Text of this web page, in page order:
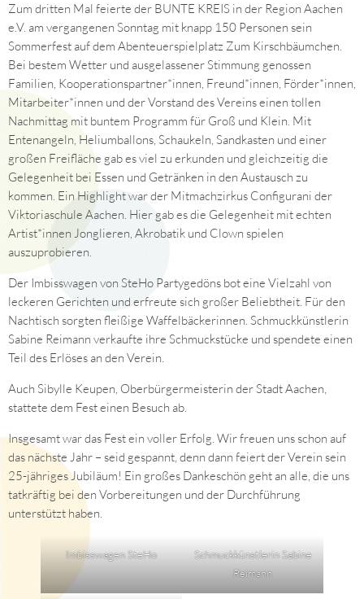
Zum dritten Mal feierte der BUNTE KREIS in der Region Aachen
e.V. am vergangenen Sonntag mit knapp 150 Personen sein
Sommerfest auf dem Abenteuerspielplatz Zum Kirschbäumchen.
Bei bestem Wetter und ausgelassener Stimmung genossen
Familien, Kooperationspartner*innen, Freund*innen, Förder*innen,
Mitarbeiter*innen und der Vorstand des Vereins einen tollen
Nachmittag mit buntem Programm für Groß und Klein. Mit
Entenangeln, Heliumballons, Schaukeln, Sandkasten und einer
großen Freifläche gab es viel zu erkunden und gleichzeitig die
Gelegenheit bei Essen und Getränken in den Austausch zu
kommen. Ein Highlight war der Mitmachzirkus Configurani der
Viktoriaschule Aachen. Hier gab es die Gelegenheit mit echten
Artist*innen Jonglieren, Akrobatik und Clown spielen
auszuprobieren.
Der Imbisswagen von SteHo Partygedöns bot eine Vielzahl von
leckeren Gerichten und erfreute sich großer Beliebtheit. Für den
Nachtisch sorgten fleißige Waffelbäckerinnen. Schmuckkünstlerin
Sabine Reimann verkaufte ihre Schmuckstücke und spendete einen
Teil des Erlöses an den Verein.
Auch Sibylle Keupen, Oberbürgermeisterin der Stadt Aachen,
stattete dem Fest einen Besuch ab.
Insgesamt war das Fest ein voller Erfolg. Wir freuen uns schon auf
das nächste Jahr – seid gespannt, denn dann feiert der Verein sein
25-jähriges Jubiläum! Ein großes Dankeschön geht an alle, die uns
tatkräftig bei den Vorbereitungen und der Durchführung
unterstützt haben.
Imbisswagen SteHo
Schmuckkünstlerin Sabine
Reimann